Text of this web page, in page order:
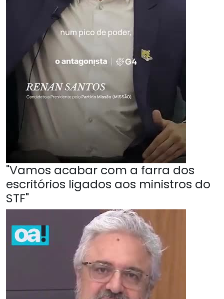
"Vamos acabar com a farra dos
escritórios ligados aos ministros do
STF"